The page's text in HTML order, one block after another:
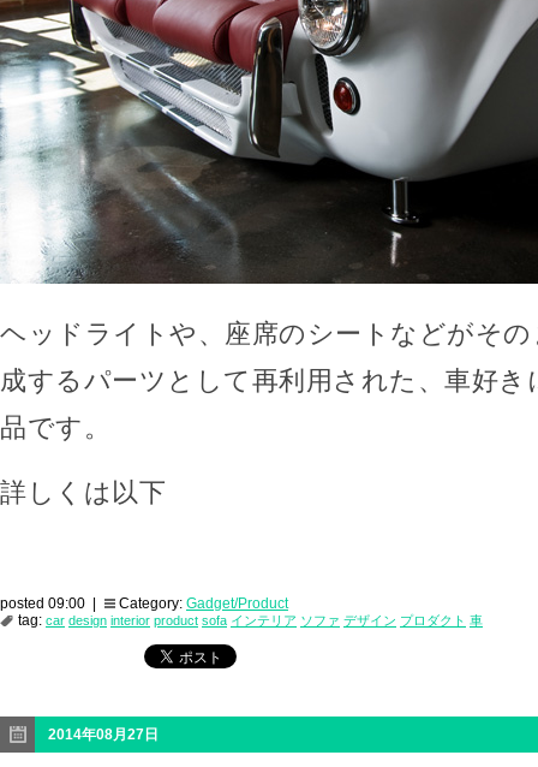
ヘッドライトや、座席のシートなどがそ
成するパーツとして再利用された、車好
品です。
詳しくは以下
posted 09:00 | Category: Gadget/Product
tag: car design interior product sofa インテリア ソファ デザイン プロダクト 車
2014年08月27日